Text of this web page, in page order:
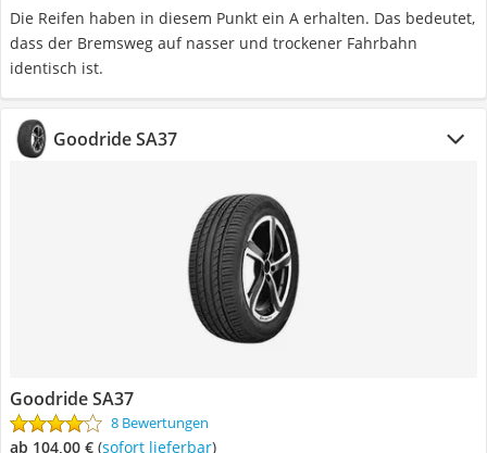
Die Reifen haben in diesem Punkt ein A erhalten. Das bedeutet,
dass der Bremsweg auf nasser und trockener Fahrbahn
identisch ist.
Goodride SA37
Goodride SA37
8 Bewertungen
ab 104,00 € ( Sofort lieferbar)